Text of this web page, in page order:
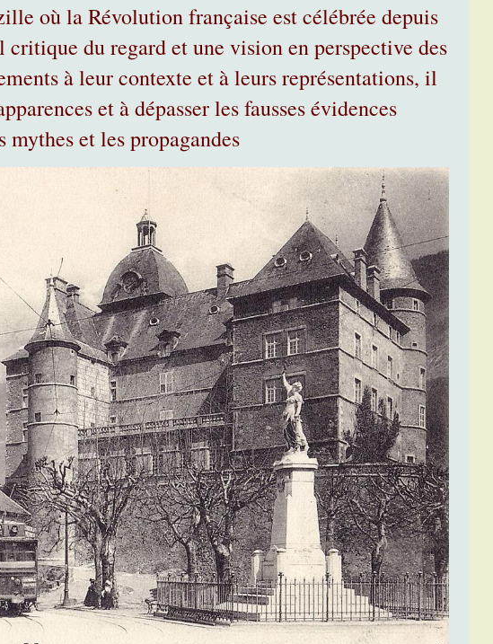
où la Révolution française est célébrée depuis
du regard et une vision en perspective des
à leur contexte et à leurs représentations, il
et à dépasser les fausses évidences
mythes et les propagandes